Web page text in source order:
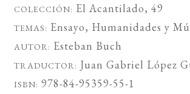
COLECCIÓN: El Acantilado, 49
TEMAS: Ensayo, Humanidades y
AUTOR: Esteban Buch
TRADUCTOR: Juan Gabriel López
ISBN: 978-84-95359-55-1